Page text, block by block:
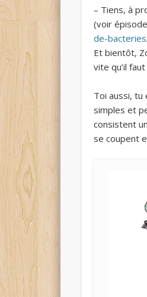
– Tiens, à
(voir
de-
Et bientôt,
vite qu’il
Toi aussi, tu
simples et
consistent
se coupent